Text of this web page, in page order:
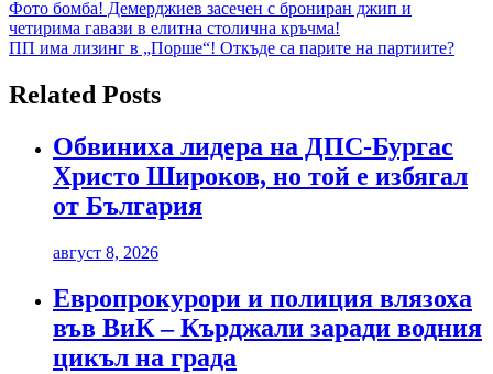
Навигация
Фото бомба! Демерджиев засечен с брониран джип и
четирима гавази в елитна столична кръчма!
ПП има лизинг в „Порше“! Откъде са парите на партиите?
Related Posts
Обвиниха лидера на ДПС-Бургас
Христо Широков, но той е избягал
от България
август 8, 2026
Европрокурори и полиция влязоха
във ВиК – Кърджали заради водния
цикъл на града